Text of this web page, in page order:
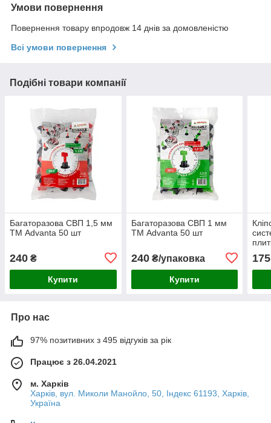
Умови повернення
Повернення товару впродовж 14 днів за домовленістю
Всі умови повернення
Подібні товари компанії
Багаторазова СВП 1,5 мм
ТМ Advanta 50 шт
240 ₴
Купити
Багаторазова СВП 1 мм
ТМ Advanta 50 шт
240₴/упаковка
Купити
175
Про нас
97% позитивних з 495 відгуків за рік
Працює з 26.04.2021
м. Харків
Харків, вул. Миколи Манойло, 50, Індекс 61193, Харків,
Україна